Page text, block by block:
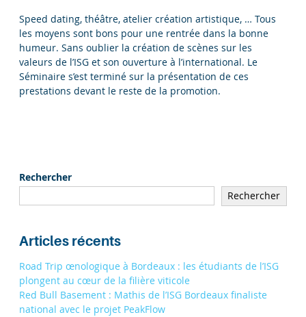
Speed dating, théâtre, atelier création artistique, … Tous
les moyens sont bons pour une rentrée dans la bonne
humeur. Sans oublier la création de scènes sur les
valeurs de l’ISG et son ouverture à l’international. Le
Séminaire s’est terminé sur la présentation de ces
prestations devant le reste de la promotion.
Rechercher
Rechercher
Articles récents
Road Trip œnologique à Bordeaux : les étudiants de l’ISG
plongent au cœur de la filière viticole
Red Bull Basement : Mathis de l’ISG Bordeaux finaliste
national avec le projet PeakFlow